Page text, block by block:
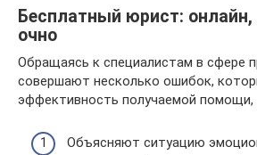
Бесплатный юрист: онлайн,
очно
Обращаясь к специалистам в сфере
совершают несколько ошибок,
эффективность получаемой помощи,
Объясняют ситуацию